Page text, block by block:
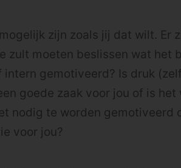
zijn zoals jij dat wilt. Er
zult moeten beslissen wat het
gemotiveerd? Is druk
goede zaak voor jou of is het
nodig te worden gemotiveerd
voor jou?